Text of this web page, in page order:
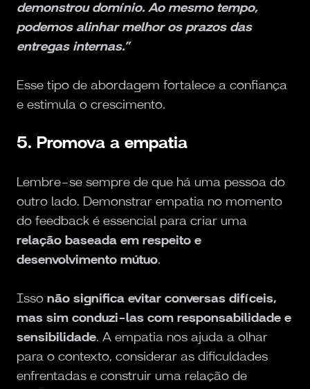
demonstrou domínio. Ao mesmo tempo,
podemos alinhar melhor os prazos das
entregas internas.”
Esse tipo de abordagem fortalece a confiança
e estimula o crescimento.
5. Promova a empatia
Lembre-se sempre de que há uma pessoa do
outro lado. Demonstrar empatia no momento
do feedback é essencial para criar uma
relação baseada em respeito e
desenvolvimento mútuo.
Isso não significa evitar conversas difíceis,
mas sim conduzi-las com responsabilidade e
sensibilidade. A empatia nos ajuda a olhar
para o contexto, considerar as dificuldades
enfrentadas e construir uma relação de